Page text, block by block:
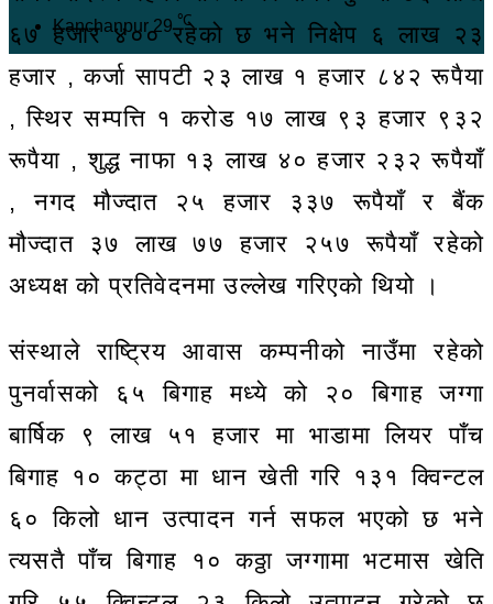
Kanchanpur 29℃
६७ हजार ४०० रहेको छ भने निक्षेप ६ लाख २३
हजार , कर्जा सापटी २३ लाख १ हजार ८४२ रूपैया
, स्थिर सम्पत्ति १ करोड १७ लाख ९३ हजार ९३२
रूपैया , शुद्ध नाफा १३ लाख ४० हजार २३२ रूपैयाँ
, नगद मौज्दात २५ हजार ३३७ रूपैयाँ र बैंक
मौज्दात ३७ लाख ७७ हजार २५७ रूपैयाँ रहेको
अध्यक्ष को प्रतिवेदनमा उल्लेख गरिएको थियो ।
संस्थाले राष्ट्रिय आवास कम्पनीको नाउँमा रहेको
पुनर्वासको ६५ बिगाह मध्ये को २० बिगाह जग्गा
बार्षिक ९ लाख ५१ हजार मा भाडामा लियर पाँच
बिगाह १० कट्ठा मा धान खेती गरि १३१ क्विन्टल
६० किलो धान उत्पादन गर्न सफल भएको छ भने
त्यसतै पाँच बिगाह १० कठ्ठा जग्गामा भटमास खेति